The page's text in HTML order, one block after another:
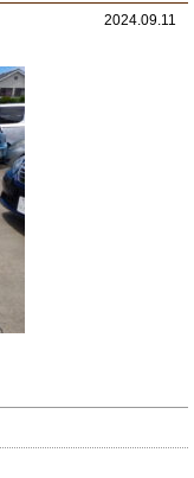
2024.09.11